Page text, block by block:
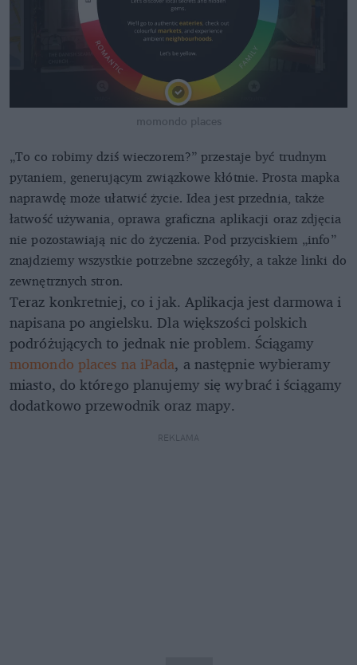
momondo places
„To co robimy dziś wieczorem?” przestaje być trudnym
pytaniem, generującym związkowe kłótnie. Prosta mapka
naprawdę może ułatwić życie. Idea jest przednia, także
łatwość używania, oprawa graficzna aplikacji oraz zdjęcia
nie pozostawiają nic do życzenia. Pod przyciskiem „info”
znajdziemy wszystkie potrzebne szczegóły, a także linki do
zewnętrznych stron.
Teraz konkretniej, co i jak. Aplikacja jest darmowa i
napisana po angielsku. Dla większości polskich
podróżujących to jednak nie problem. Ściągamy
momondo places na iPada, a następnie wybieramy
miasto, do którego planujemy się wybrać i ściągamy
dodatkowo przewodnik oraz mapy.
REKLAMA